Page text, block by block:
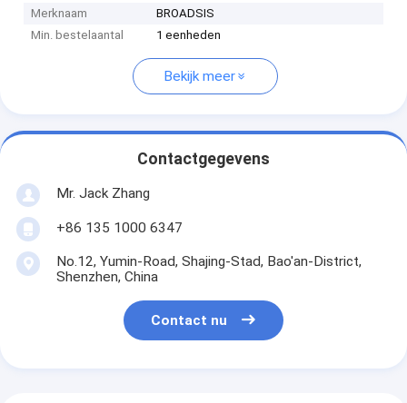
Merknaam
BROADSIS
Min. bestelaantal
1 eenheden
Bekijk meer
Contactgegevens
Mr. Jack Zhang
+86 135 1000 6347
No.12, Yumin-Road, Shajing-Stad, Bao'an-District,
Shenzhen, China
Contact nu